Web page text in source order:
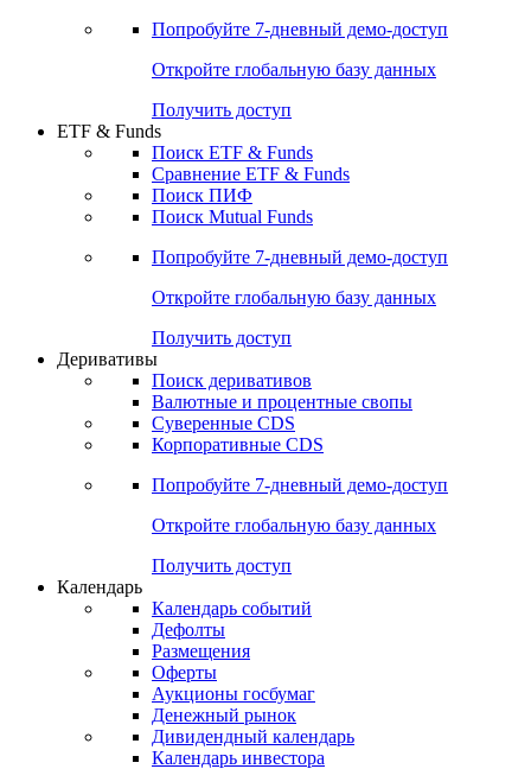
Попробуйте 7-дневный демо-доступ
Откройте глобальную базу данных
Получить доступ
ETF & Funds
Поиск ETF & Funds
Сравнение ETF & Funds
Поиск ПИФ
Поиск Mutual Funds
Попробуйте 7-дневный демо-доступ
Откройте глобальную базу данных
Получить доступ
Деривативы
Поиск деривативов
Валютные и процентные свопы
Суверенные CDS
Корпоративные CDS
Попробуйте 7-дневный демо-доступ
Откройте глобальную базу данных
Получить доступ
Календарь
Календарь событий
Дефолты
Размещения
Оферты
Аукционы госбумаг
Денежный рынок
Дивидендный календарь
Календарь инвестора